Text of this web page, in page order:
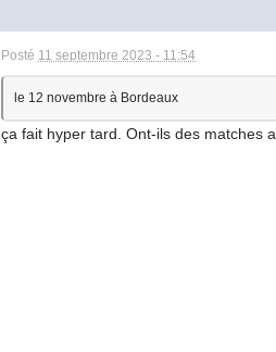
Posté 11 septembre 2023 - 11:54
le 12 novembre à Bordeaux
ça fait hyper tard. Ont-ils des matches